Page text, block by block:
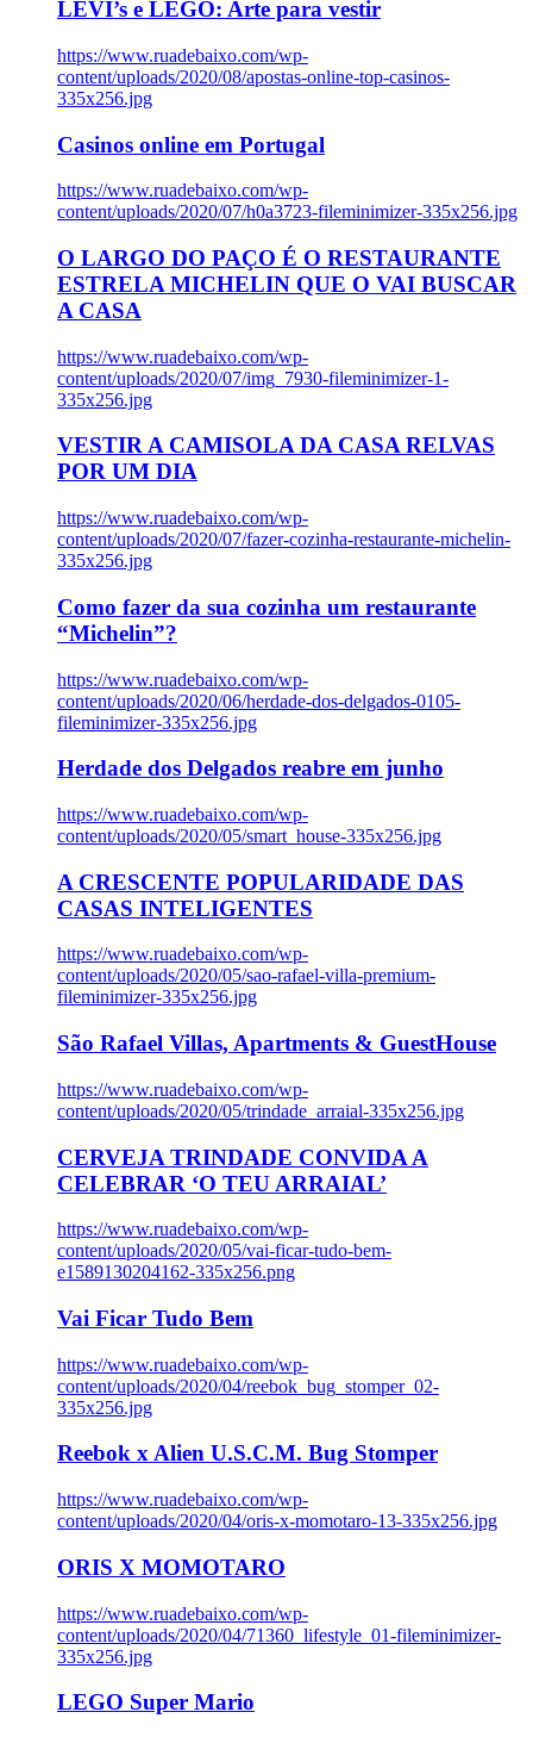
LEVI’s e LEGO: Arte para vestir
https://www.ruadebaixo.com/wp-
content/uploads/2020/08/apostas-online-top-casinos-
335x256.jpg
Casinos online em Portugal
https://www.ruadebaixo.com/wp-
content/uploads/2020/07/h0a3723-fileminimizer-335x256.jpg
O LARGO DO PAÇO É O RESTAURANTE
ESTRELA MICHELIN QUE O VAI BUSCAR
A CASA
https://www.ruadebaixo.com/wp-
content/uploads/2020/07/img_7930-fileminimizer-1-
335x256.jpg
VESTIR A CAMISOLA DA CASA RELVAS
POR UM DIA
https://www.ruadebaixo.com/wp-
content/uploads/2020/07/fazer-cozinha-restaurante-michelin-
335x256.jpg
Como fazer da sua cozinha um restaurante
“Michelin”?
https://www.ruadebaixo.com/wp-
content/uploads/2020/06/herdade-dos-delgados-0105-
fileminimizer-335x256.jpg
Herdade dos Delgados reabre em junho
https://www.ruadebaixo.com/wp-
content/uploads/2020/05/smart_house-335x256.jpg
A CRESCENTE POPULARIDADE DAS
CASAS INTELIGENTES
https://www.ruadebaixo.com/wp-
content/uploads/2020/05/sao-rafael-villa-premium-
fileminimizer-335x256.jpg
São Rafael Villas, Apartments & GuestHouse
https://www.ruadebaixo.com/wp-
content/uploads/2020/05/trindade_arraial-335x256.jpg
CERVEJA TRINDADE CONVIDA A
CELEBRAR ‘O TEU ARRAIAL’
https://www.ruadebaixo.com/wp-
content/uploads/2020/05/vai-ficar-tudo-bem-
e1589130204162-335x256.png
Vai Ficar Tudo Bem
https://www.ruadebaixo.com/wp-
content/uploads/2020/04/reebok_bug_stomper_02-
335x256.jpg
Reebok x Alien U.S.C.M. Bug Stomper
https://www.ruadebaixo.com/wp-
content/uploads/2020/04/oris-x-momotaro-13-335x256.jpg
ORIS X MOMOTARO
https://www.ruadebaixo.com/wp-
content/uploads/2020/04/71360_lifestyle_01-fileminimizer-
335x256.jpg
LEGO Super Mario